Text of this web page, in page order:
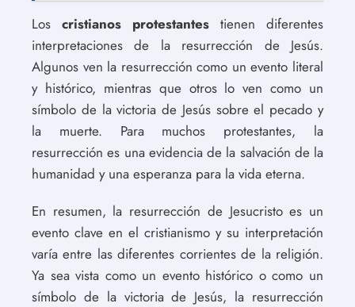
Los cristianos protestantes tienen diferentes
interpretaciones de la resurrección de Jesús.
Algunos ven la resurrección como un evento literal
y histórico, mientras que otros lo ven como un
símbolo de la victoria de Jesús sobre el pecado y
la muerte. Para muchos protestantes, la
resurrección es una evidencia de la salvación de la
humanidad y una esperanza para la vida eterna.
En resumen, la resurrección de Jesucristo es un
evento clave en el cristianismo y su interpretación
varía entre las diferentes corrientes de la religión.
Ya sea vista como un evento histórico o como un
símbolo de la victoria de Jesús, la resurrección